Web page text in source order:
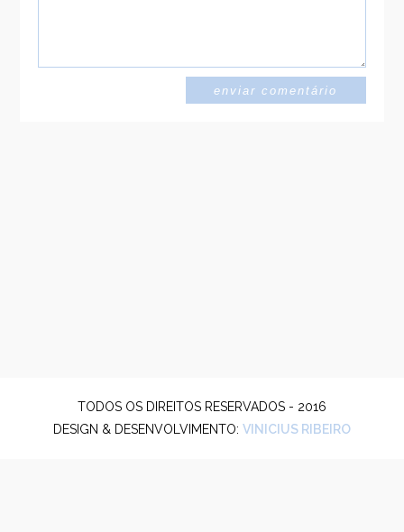
TODOS OS DIREITOS RESERVADOS - 2016
DESIGN & DESENVOLVIMENTO: VINICIUS RIBEIRO